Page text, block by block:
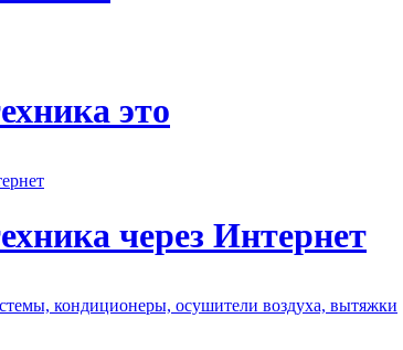
это
через Интернет